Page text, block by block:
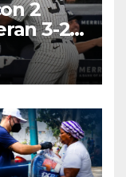
2
3-2 a